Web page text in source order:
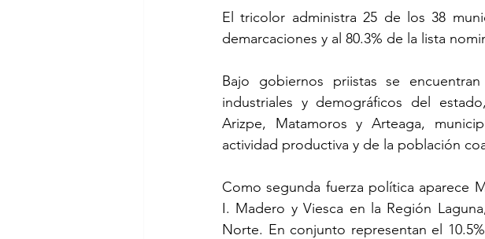
El tricolor administra 25 de los 38
demarcaciones y al 80.3% de la lista
Bajo gobiernos priistas se
industriales y demográficos del
Arizpe, Matamoros y Arteaga,
actividad productiva y de la población
Como segunda fuerza política aparece
I. Madero y Viesca en la Región
Norte. En conjunto representan el